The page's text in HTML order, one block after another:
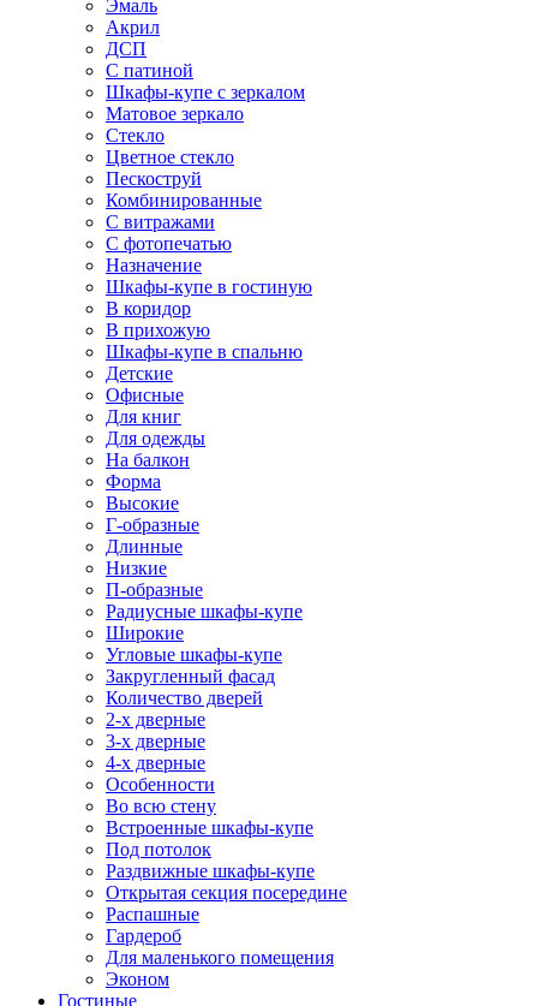
Эмаль
Акрил
ДСП
С патиной
Шкафы-купе с зеркалом
Матовое зеркало
Стекло
Цветное стекло
Пескоструй
Комбинированные
С витражами
С фотопечатью
Назначение
Шкафы-купе в гостиную
В коридор
В прихожую
Шкафы-купе в спальню
Детские
Офисные
Для книг
Для одежды
На балкон
Форма
Высокие
Г-образные
Длинные
Низкие
П-образные
Радиусные шкафы-купе
Широкие
Угловые шкафы-купе
Закругленный фасад
Количество дверей
2-х дверные
3-х дверные
4-х дверные
Особенности
Во всю стену
Встроенные шкафы-купе
Под потолок
Раздвижные шкафы-купе
Открытая секция посередине
Распашные
Гардероб
Для маленького помещения
Эконом
Гостиные